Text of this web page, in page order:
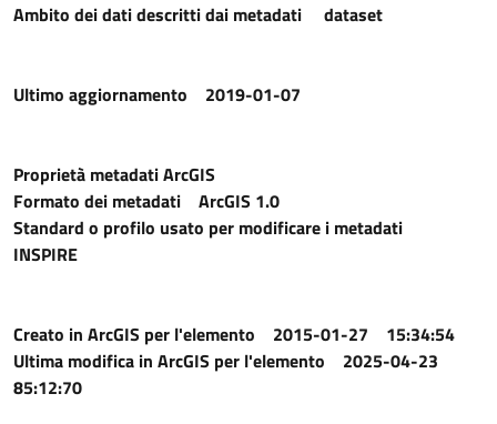
Ambito dei dati descritti dai metadati dataset
Ultimo aggiornamento 2019-01-07
Proprietà metadati ArcGIS
Formato dei metadati ArcGIS 1.0
Standard o profilo usato per modificare i metadati
INSPIRE
Creato in ArcGIS per l'elemento 2015-01-27 15:34:54
Ultima modifica in ArcGIS per l'elemento 2025-04-23
85:12:70